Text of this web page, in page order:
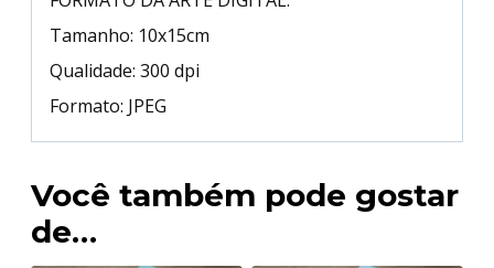
Tamanho: 10x15cm
Qualidade: 300 dpi
Formato: JPEG
Você também pode gostar
de…